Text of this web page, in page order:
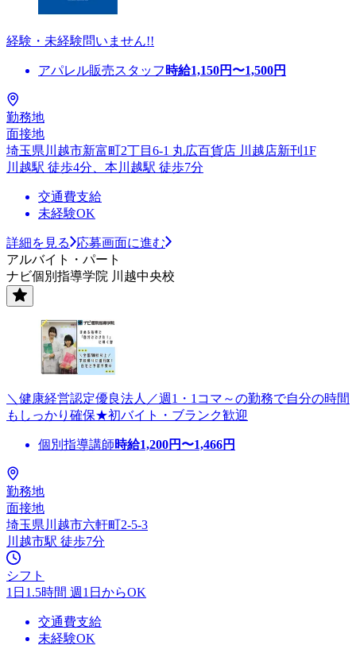
経験・未経験問いません!!
アパレル販売スタッフ 時給1,150円〜1,500円
勤務地
面接地
埼玉県川越市新富町2丁目6-1 丸広百貨店 川越店新刊1F
川越駅 徒歩4分、本川越駅 徒歩7分
交通費支給
未経験OK
詳細を見る
応募画面に進む
アルバイト・パート
ナビ個別指導学院 川越中央校
＼健康経営認定優良法人／週1・1コマ～の勤務で自分の時間
もしっかり確保★初バイト・ブランク歓迎
個別指導講師時給1,200円〜1,466円
勤務地
面接地
埼玉県川越市六軒町2-5-3
川越市駅 徒歩7分
シフト
1日1.5時間 週1日からOK
交通費支給
未経験OK